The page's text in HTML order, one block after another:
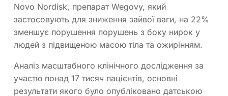
Novo Nordisk, препарат Wegovy, який
застосовують для зниження зайвої ваги, на 22%
зменшує порушення порушень з боку нирок у
людей з підвищеною масою тіла та ожирінням.
Аналіз масштабного клінічного дослідження за
участю понад 17 тисяч пацієнтів, основні
результати якого було опубліковано датською